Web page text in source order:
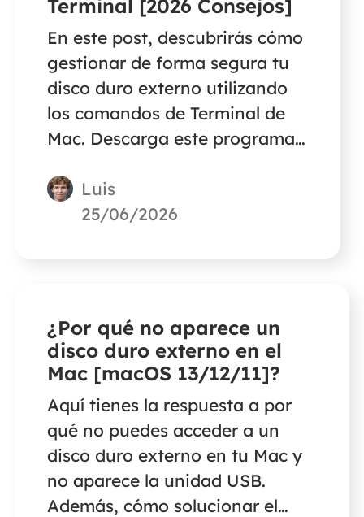
Terminal [2026 Consejos]
En este post, descubrirás cómo
gestionar de forma segura tu
disco duro externo utilizando
los comandos de Terminal de
Mac. Descarga este programa
datos de Mac para restaurar
hasta 2 GB de archivos en caso
comandos de Terminal.
Luis
25/06/2026
¿Por qué no aparece un
disco duro externo en el
Mac [macOS 13/12/11]?
Aquí tienes la respuesta a por
qué no puedes acceder a un
disco duro externo en tu Mac y
no aparece la unidad USB.
Además, cómo solucionar el